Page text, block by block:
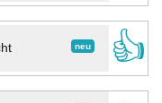
neu
👍